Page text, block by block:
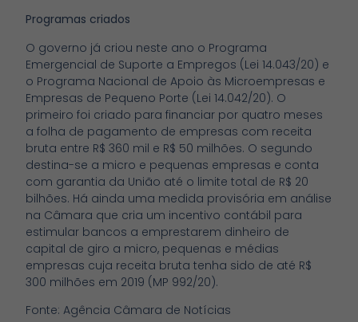
Programas criados
O governo já criou neste ano o Programa
Emergencial de Suporte a Empregos (Lei 14.043/20) e
o Programa Nacional de Apoio às Microempresas e
Empresas de Pequeno Porte (Lei 14.042/20). O
primeiro foi criado para financiar por quatro meses
a folha de pagamento de empresas com receita
bruta entre R$ 360 mil e R$ 50 milhões. O segundo
destina-se a micro e pequenas empresas e conta
com garantia da União até o limite total de R$ 20
bilhões. Há ainda uma medida provisória em análise
na Câmara que cria um incentivo contábil para
estimular bancos a emprestarem dinheiro de
capital de giro a micro, pequenas e médias
empresas cuja receita bruta tenha sido de até R$
300 milhões em 2019 (MP 992/20).
Fonte: Agência Câmara de Notícias